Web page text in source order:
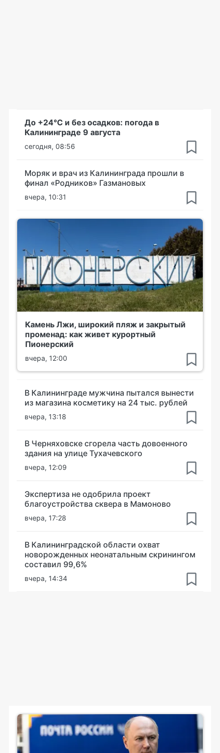
До +24°С и без осадков: погода в
Калининграде 9 августа
сегодня, 08:56
Моряк и врач из Калининграда прошли в
финал «Родников» Газмановых
вчера, 10:31
Камень Лжи, широкий пляж и закрытый
променад: как живет курортный
Пионерский
вчера, 12:00
В Калининграде мужчина пытался вынести
из магазина косметику на 24 тыс. рублей
вчера, 13:18
В Черняховске сгорела часть довоенного
здания на улице Тухачевского
вчера, 12:09
Экспертиза не одобрила проект
благоустройства сквера в Мамоново
вчера, 17:28
В Калининградской области охват
новорожденных неонатальным скринингом
составил 99,6%
вчера, 14:34